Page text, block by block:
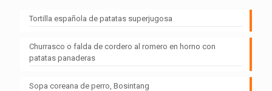
Tortilla española de patatas superjugosa
Churrasco o falda de cordero al romero en horno con
patatas panaderas
Sopa coreana de perro, Bosintang